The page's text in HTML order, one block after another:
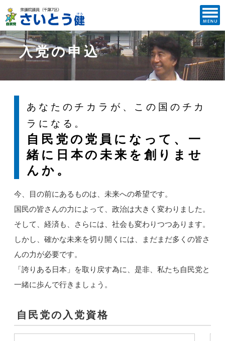
入党の申込
あなたのチカラが、この国のチカ
ラになる。
自民党の党員になって、一
緒に日本の未来を創りませ
んか。
今、目の前にあるものは、未来への希望です。
国民の皆さんの力によって、政治は大きく変わりました。
そして、経済も、さらには、社会も変わりつつあります。
しかし、確かな未来を切り開くには、まだまだ多くの皆さ
んの力が必要です。
「誇りある日本」を取り戻す為に、是非、私たち自民党と
一緒に歩んで行きましょう。
自民党の入党資格